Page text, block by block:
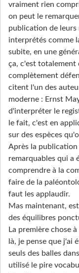
vraiment rien
on peut le
publication de
interprétés comme
subite, en une
ça, c'est totalement
complètement
citent l'un des
moderne : Ernst
d'interpréter le
le fait, c'est en
sur des espèces
Après la publication
remarquables qui a
comprendre à la
faire de la
faut les applaudir.
Mas maintenant,
des équilibres
La première chose
là, je pense que j'ai
seuls des balles
utilisé le pire